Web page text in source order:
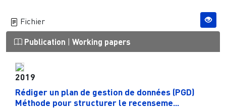
Fichier
Publication Working papers
2019
Rédiger un plan de gestion de données (PGD)
Méthode pour structurer le recenseme...